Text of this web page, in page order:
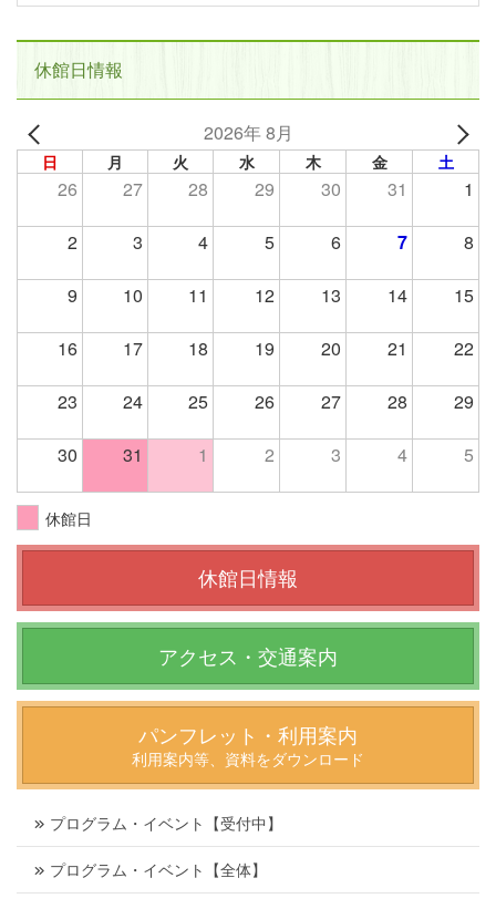
休館日情報
2026年 8月
日 月 火 水 木 金 土
26 27 28 29 30 31 1
2 3 4 5 6 7 8
9 10 11 12 13 14 15
16 17 18 19 20 21 22
23 24 25 26 27 28 29
30 31 1 2 3 4 5
休館日
休館日情報
アクセス・交通案内
パンフレット・利用案内
利用案内等、資料をダウンロード
プログラム・イベント【受付中】
プログラム・イベント【全体】